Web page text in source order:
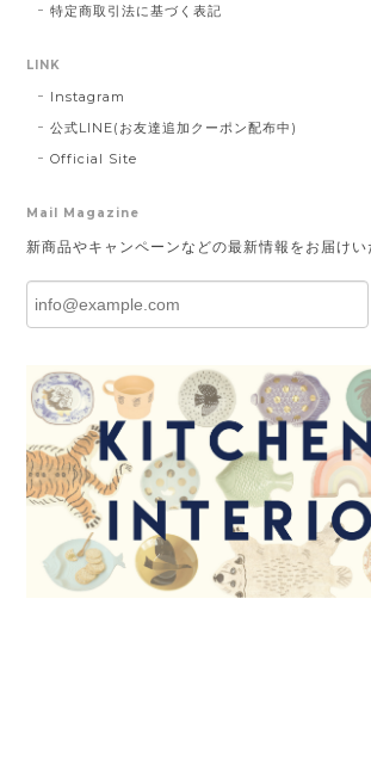
特定商取引法に基づく表記
LINK
Instagram
公式LINE(お友達追加クーポン配布中)
Official Site
Mail Magazine
新商品やキャンペーンなどの最新情報をお届けい